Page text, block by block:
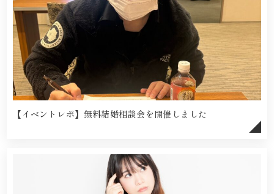
【イベントレポ】無料結婚相談会を開催しました